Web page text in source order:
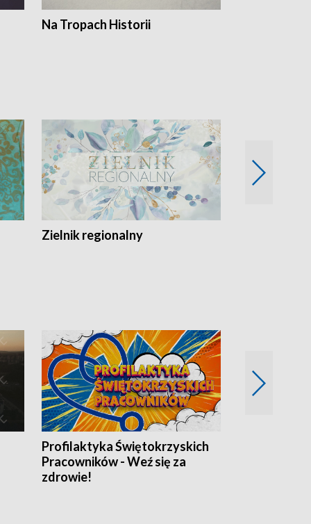
Na Tropach Historii
Zielnik regionalny
Profilaktyka Świętokrzyskich
Pracowników - Weź się za
zdrowie!